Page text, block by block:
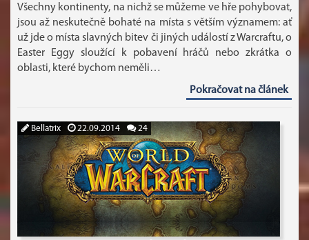
Všechny kontinenty, na nichž se můžeme ve hře pohybovat,
jsou až neskutečně bohaté na místa s větším významem: ať
už jde o místa slavných bitev či jiných událostí z Warcraftu, o
Easter Eggy sloužící k pobavení hráčů nebo zkrátka o
oblasti, které bychom neměli…
Pokračovat na článek
Bellatrix 22.09.2014 24